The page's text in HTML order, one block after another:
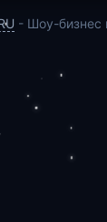
- Шоу-бизнес